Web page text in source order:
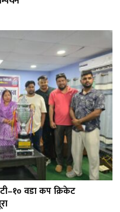
टी–१० वडा कप क्रिकेट